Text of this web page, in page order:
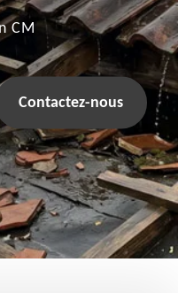
CM
Contactez-nous